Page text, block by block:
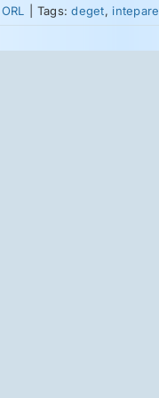
ORL Tags:deget, intepare